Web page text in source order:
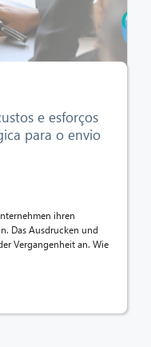
e esforços
para o envio
ihren
Das Ausdrucken und
Vergangenheit an. Wie